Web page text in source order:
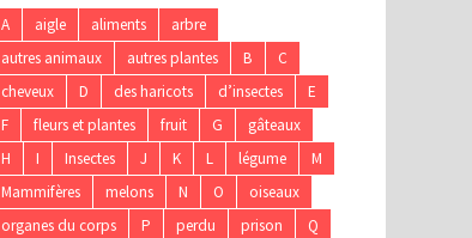
A aigle aliments
arbre
autres animaux
autres plantes B
C
cheveux
D des haricots d’insectes
E
F
fleurs et plantes fruit G
gâteaux
H
I Insectes J K L légume
M
Mammifères
melons N O
oiseaux
organes du corps
P perdu prison
Q